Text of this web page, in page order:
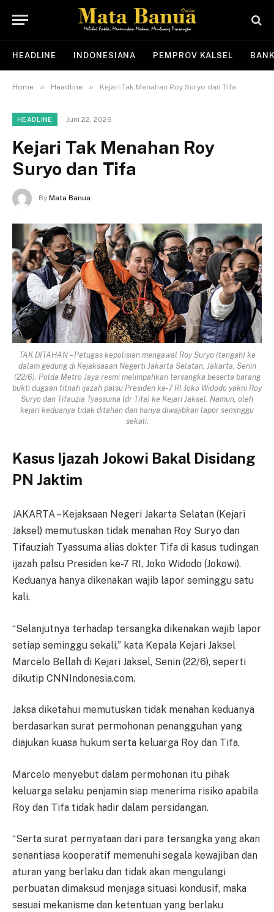
HEADLINE INDONESIANA PEMPROV KALSEL
Home » Headline » Kejari Tak Menahan Roy Suryo dan Tifa
HEADLINE Juni 22, 2026
Kejari Tak Menahan Roy
Suryo dan Tifa
By Mata Banua
TAK DITAHAN – Petugas kepolisian mengawal Roy Suryo (tengah) ke
dalam gedung di Kejaksaaan Negerti Jakarta Selatan, Jakarta, Senin
(22/6). Polda Metro Jaya resmi melimpahkan tersangka beserta barang
bukti dugaan fitnah ijazah palsu Presiden ke-7 RI Joko Widodo yakni Roy
Suryo dan Tifauzia Tyassuma (dr Tifa) ke Kejari Jaksel. Namun, oleh
kejari keduanya tidak ditahan dan hanya diwajibkan lapor seminggu
sekali.
Kasus Ijazah Jokowi Bakal Disidang
PN Jaktim
JAKARTA – Kejaksaan Negeri Jakarta Selatan (Kejari
Jaksel) memutuskan tidak menahan Roy Suryo dan
Tifauziah Tyassuma alias dokter Tifa di kasus tudingan
ijazah palsu Presiden ke-7 RI, Joko Widodo (Jokowi).
Keduanya hanya dikenakan wajib lapor seminggu satu
kali.
“Selanjutnya terhadap tersangka dikenakan wajib lapor
setiap seminggu sekali,” kata Kepala Kejari Jaksel
Marcelo Bellah di Kejari Jaksel, Senin (22/6), seperti
dikutip CNNIndonesia.com.
Jaksa diketahui memutuskan tidak menahan keduanya
berdasarkan surat permohonan penangguhan yang
diajukan kuasa hukum serta keluarga Roy dan Tifa.
Marcelo menyebut dalam permohonan itu pihak
keluarga selaku penjamin siap menerima risiko apabila
Roy dan Tifa tidak hadir dalam persidangan.
“Serta surat pernyataan dari para tersangka yang akan
senantiasa kooperatif memenuhi segala kewajiban dan
aturan yang berlaku dan tidak akan mengulangi
perbuatan dimaksud menjaga situasi kondusif, maka
sesuai mekanisme dan ketentuan yang berlaku